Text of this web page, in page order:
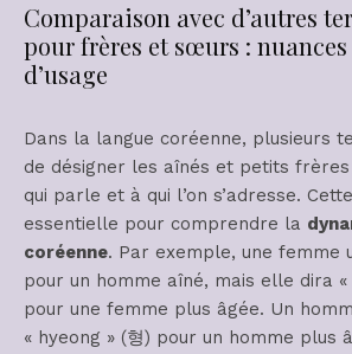
Comparaison avec d’autres
pour frères et sœurs :
d’usage
Dans la langue coréenne, plusieurs
de désigner les aînés et petits
qui parle et à qui l’on s’adresse.
essentielle pour comprendre la
coréenne. Par exemple, une femme
pour un homme aîné, mais elle dira «
pour une femme plus âgée. Un
« hyeong » (형) pour un homme plus